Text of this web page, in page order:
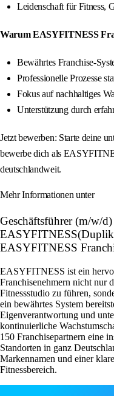
Leidenschaft für Fitness,
Warum EASYFITNESS
Bewährtes Franchise-
Professionelle Prozesse
Fokus auf nachhaltiges
Unterstützung durch
Jetzt bewerben: Starte deine
bewerbe dich als
deutschlandweit.
Mehr Informationen unter
Geschäftsführer (m/w/
EASYFITNESS
EASYFITNESS ist ein
Franchisenehmern nicht nur
Fitnessstudio zu führen,
ein bewährtes System
Eigenverantwortung und
kontinuierliche
150 Franchisepartnern eine
Standorten in ganz
Markennamen und einer
Fitnessbereich.